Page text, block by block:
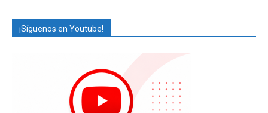
¡Síguenos en Youtube!